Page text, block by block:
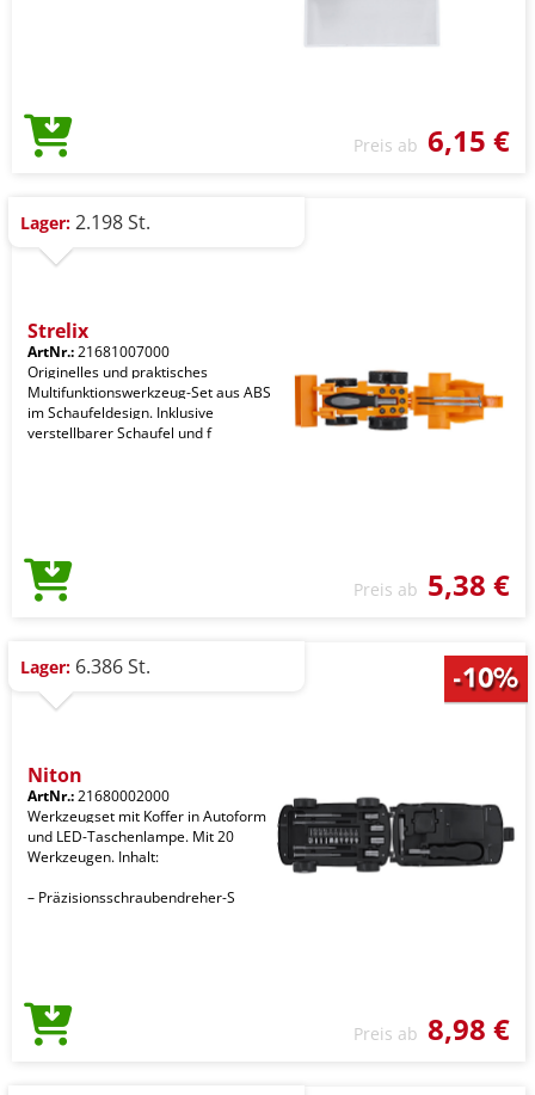
Preis ab 6,15 €
Lager: 2.198 St.
Strelix
ArtNr.:21681007000
Originelles und praktisches
Multifunktionswerkzeug-Set aus ABS
im Schaufeldesign. Inklusive
verstellbarer Schaufel und f
Preis ab 5,38 €
Lager: 6.386 St.
Niton
ArtNr.:21680002000
Werkzeugset mit Koffer in Autoform
und LED-Taschenlampe. Mit 20
Werkzeugen. Inhalt:
– Präzisionsschraubendreher-S
Preis ab 8,98 €